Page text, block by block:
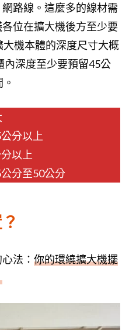
路線。這麼多的線材需
位在擴大機後方至少要
機本體的深度尺寸大概
內深度至少要預留45公
分以上
以上
分至50公分
法： 你的環繞擴大機擺